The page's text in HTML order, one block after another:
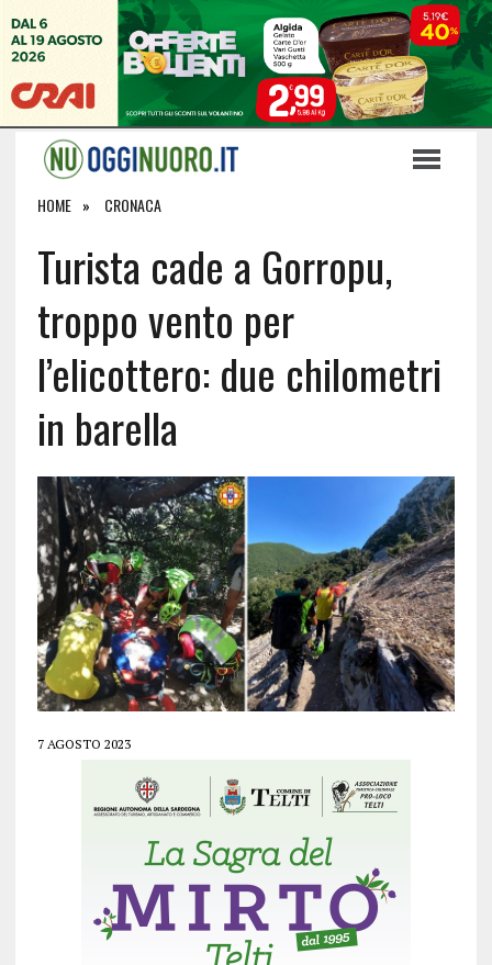
HOME CRONACA
Turista cade a Gorropu,
troppo vento per
l’elicottero: due chilometri
in barella
7 AGOSTO 2023